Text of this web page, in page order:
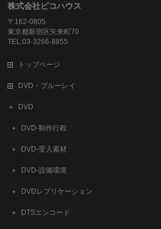
株式会社ピコハウス
〒162-0805
東京都新宿区矢来町70
TEL:03-3266-8855
トップページ
DVD・ブルーレイ
DVD
DVD-制作行程
DVD-受入素材
DVD-設備環境
DVDレプリケーション
DTSエンコード